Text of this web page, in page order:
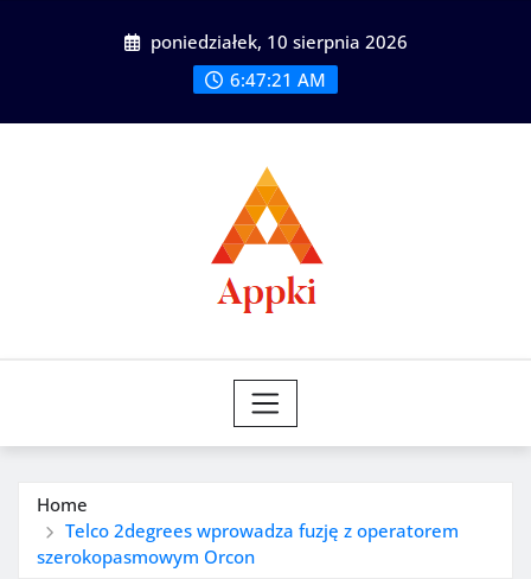
poniedziałek, 10 sierpnia 2026
6:47:22 AM
Home
Telco 2degrees wprowadza fuzję z operatorem
szerokopasmowym Orcon